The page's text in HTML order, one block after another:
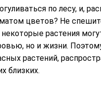
по лесу, и,
цветов? Не
растения
но и жизни.
растений,
близких.